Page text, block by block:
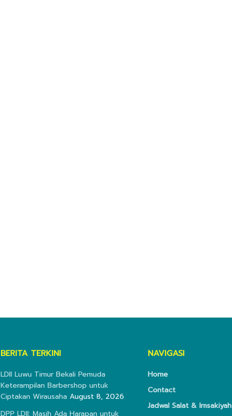
BERITA TERKINI
LDII Luwu Timur Bekali Pemuda
Keterampilan Barbershop untuk
Ciptakan Wirausaha August 8, 2026
DPP LDII: Masih Ada Harapan untuk
NAVIGASI
Home
Contact
Jadwal Salat & Imsakiyah